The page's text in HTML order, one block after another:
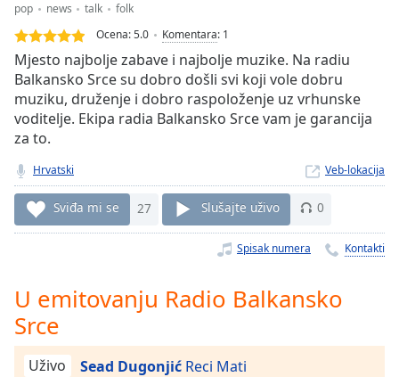
Loaded:
0.00%
Stream
TypeLIVE
Seek to
currently
behind
Remaining
Time-
Chapters
Chapters
pop news talk
folk
Ocena:5.0 Komentara: 1
Mjesto najbolje zabave i najbolje muzike. Na radiu
Balkansko Srce su dobro došli svi koji vole dobru
muziku, druženje i dobro raspoloženje uz vrhunske
voditelje. Ekipa radia Balkansko Srce vam je garancija
za to.
Hrvatski Veb-lokacija
Sviđa mi se 27 Slušajte uživo 0
Spisak numera Kontakti
U emitovanju Radio Balkansko
Srce
Uživo Sead Dugonjić Reci Mati